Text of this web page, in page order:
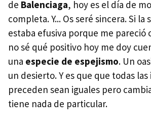
de Balenciaga, hoy es el día de
completa. Y... Os seré sincera. Si la
estaba efusiva porque me pareció
no sé qué positivo hoy me doy
una especie de espejismo. Un
un desierto. Y es que que todas
preceden sean iguales pero
tiene nada de particular.